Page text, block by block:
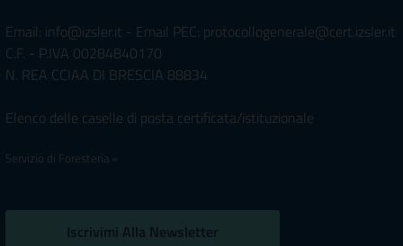
Email: info@izsler.it - Email PEC: protocollogenerale@cert.izsler.it
C.F. - P.IVA 00284840170
N. REA CCIAA DI BRESCIA 88834
Elenco delle caselle di posta certificata/istituzionale
Servizio di Foresteria »
Iscrivimi Alla Newsletter